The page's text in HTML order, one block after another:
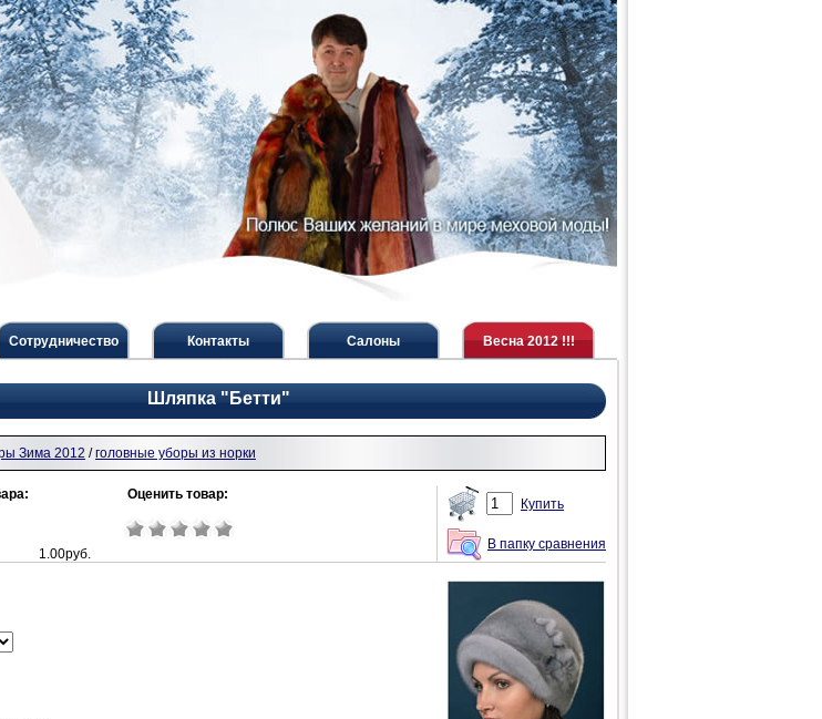
Сотрудничество Контакты Салоны Весна 2012 !!!
Шляпка "Бетти"
Зима 2012 /головные уборы из норки
Оценить товар:
1.00руб.
Купить
В папку сравнения